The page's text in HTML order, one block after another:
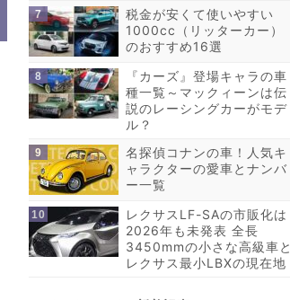
税金が安くて使いやすい
1000cc（リッターカー）
のおすすめ16選
『カーズ』登場キャラの車
種一覧～マックィーンは伝
説のレーシングカーがモデ
ル？
名探偵コナンの車！人気キ
ャラクターの愛車とナンバ
ー一覧
レクサスLF-SAの市販化は
2026年も未発表 全長
3450mmの小さな高級車と
レクサス最小LBXの現在地